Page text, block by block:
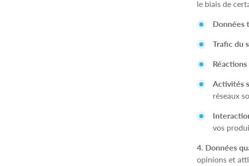
le biais de
Données
Trafic du
Activités
réseaux
vos
4. Données
opinions et